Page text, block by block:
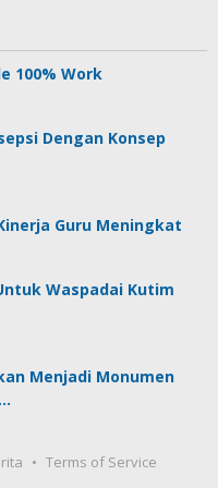
100% Work
Dengan Konsep
Guru Meningkat
Waspadai Kutim
Menjadi Monumen
Terms of Service